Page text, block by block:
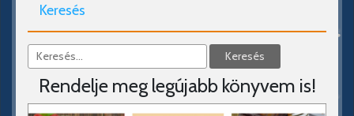
Keresés
Rendelje meg legújabb könyvem is!